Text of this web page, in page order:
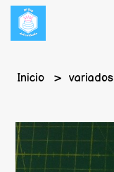
Inicio variados